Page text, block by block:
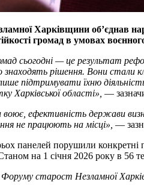
Харківщини об’єднав
громад в умовах
сьогодні — це результат
знаходять рішення. Вони
підтримувати їхню
Харківської області», —
воює, ефективність держави
не працюють на місці», —
панелей порушили конкретні
на 1 січня 2026 року в 56
Форуму старост Незламної